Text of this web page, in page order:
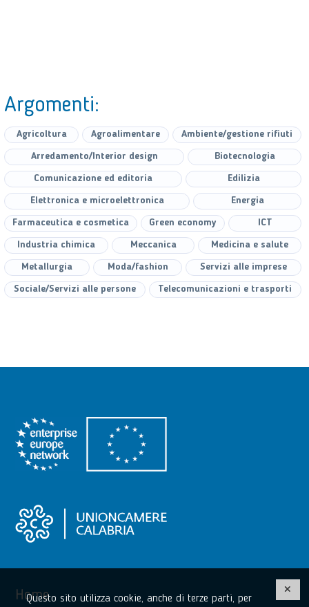
Argomenti:
Agricoltura Agroalimentare Ambiente/gestione rifiuti
Arredamento/Interior design Biotecnologia
Comunicazione ed editoria Edilizia
Elettronica e microelettronica Energia
Farmaceutica e cosmetica Green economy ICT
Industria chimica Meccanica Medicina e salute
Metallurgia Moda/fashion Servizi alle imprese
Sociale/Servizi alle persone Telecomunicazioni e trasporti
Home
Questo sito utilizza cookie, anche di terze parti, per